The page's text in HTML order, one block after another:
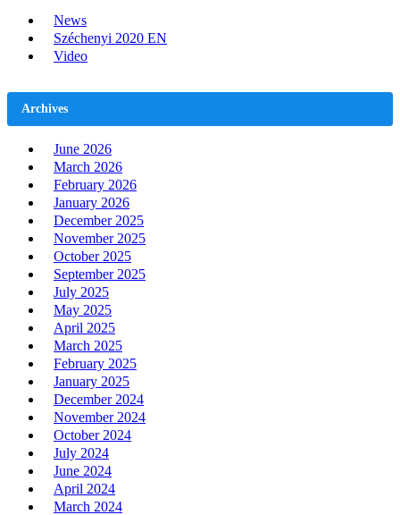
News
Széchenyi 2020 EN
Video
Archives
June 2026
March 2026
February 2026
January 2026
December 2025
November 2025
October 2025
September 2025
July 2025
May 2025
April 2025
March 2025
February 2025
January 2025
December 2024
November 2024
October 2024
July 2024
June 2024
April 2024
March 2024